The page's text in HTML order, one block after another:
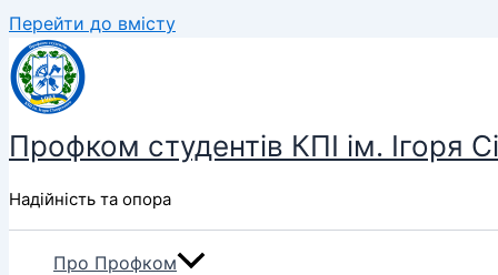
Перейти до вмісту
Профком студентів КПІ ім. Ігоря
Надійність та опора
Про Профком